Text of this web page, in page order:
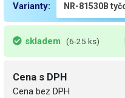
Varianty:
skladem (6-25 ks)
Cena s DPH
Cena bez DPH